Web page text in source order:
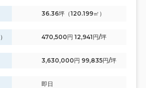
36.36坪（120.199㎡）
470,500円 12,941円/坪
3,630,000円 99,835円/坪
即日